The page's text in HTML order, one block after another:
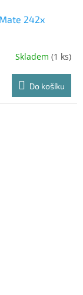
242x
Skladem (1 ks)
Do košíku